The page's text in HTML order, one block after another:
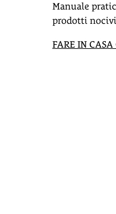
Manuale
prodotti
FARE IN